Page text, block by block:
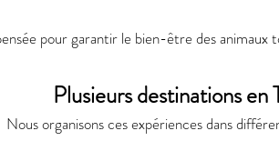
pour garantir le bien-être des
Plusieurs destinations en
Nous organisons ces expériences dans